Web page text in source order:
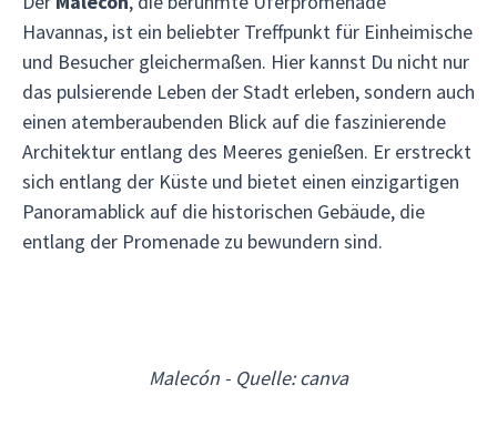
Havannas, ist ein beliebter Treffpunkt für Einheimische
und Besucher gleichermaßen. Hier kannst Du nicht nur
das pulsierende Leben der Stadt erleben, sondern auch
einen atemberaubenden Blick auf die faszinierende
Architektur entlang des Meeres genießen. Er erstreckt
sich entlang der Küste und bietet einen einzigartigen
Panoramablick auf die historischen Gebäude, die
entlang der Promenade zu bewundern sind.
Malecón - Quelle: canva